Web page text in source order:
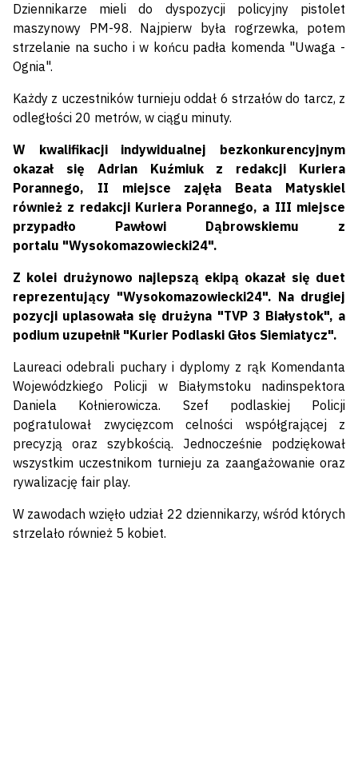
Dziennikarze mieli do dyspozycji policyjny pistolet
maszynowy PM-98. Najpierw była rogrzewka, potem
strzelanie na sucho i w końcu padła komenda "Uwaga -
Ognia".
Każdy z uczestników turnieju oddał 6 strzałów do tarcz, z
odległości 20 metrów, w ciągu minuty.
W kwalifikacji indywidualnej bezkonkurencyjnym
okazał się Adrian Kuźmiuk z redakcji Kuriera
Porannego, II miejsce zajęła Beata Matyskiel
również z redakcji Kuriera Porannego, a III miejsce
przypadło Pawłowi Dąbrowskiemu z
portalu "Wysokomazowiecki24".
Z kolei drużynowo najlepszą ekipą okazał się duet
reprezentujący "Wysokomazowiecki24". Na drugiej
pozycji uplasowała się drużyna "TVP 3 Białystok", a
podium uzupełnił "Kurier Podlaski Głos Siemiatycz".
Laureaci odebrali puchary i dyplomy z rąk Komendanta
Wojewódzkiego Policji w Białymstoku nadinspektora
Daniela Kołnierowicza. Szef podlaskiej Policji
pogratulował zwycięzcom celności współgrającej z
precyzją oraz szybkością. Jednocześnie podziękował
wszystkim uczestnikom turnieju za zaangażowanie oraz
rywalizację fair play.
W zawodach wzięło udział 22 dziennikarzy, wśród których
strzelało również 5 kobiet.